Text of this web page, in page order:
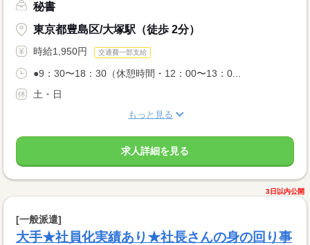
秘書
東京都豊島区/大塚駅（徒歩 2分）
時給1,950円 交通費一部支給
●9：30〜18：30（休憩時間・12：00〜13：0...
土・日
もっと見る
求人詳細を見る
3日以内公開
[一般派遣]
大手★社員化実績あり★社長さんの身の回り事